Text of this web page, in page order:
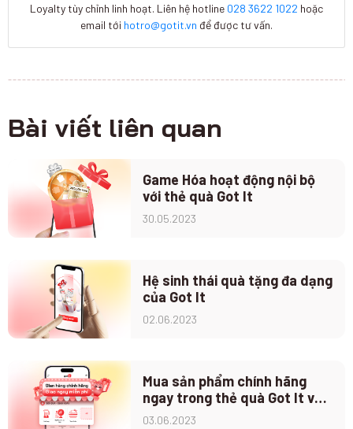
Loyalty tùy chỉnh linh hoạt. Liên hệ hotline 028 3622 1022 hoặc
email tới hotro@gotit.vn để được tư vấn.
Bài viết liên quan
Game Hóa hoạt động nội bộ
với thẻ quà Got It
30.05.2023
Hệ sinh thái quà tặng đa dạng
của Got It
02.06.2023
Mua sản phẩm chính hãng
ngay trong thẻ quà Got It với
tính năng Home Delivery
03.06.2023